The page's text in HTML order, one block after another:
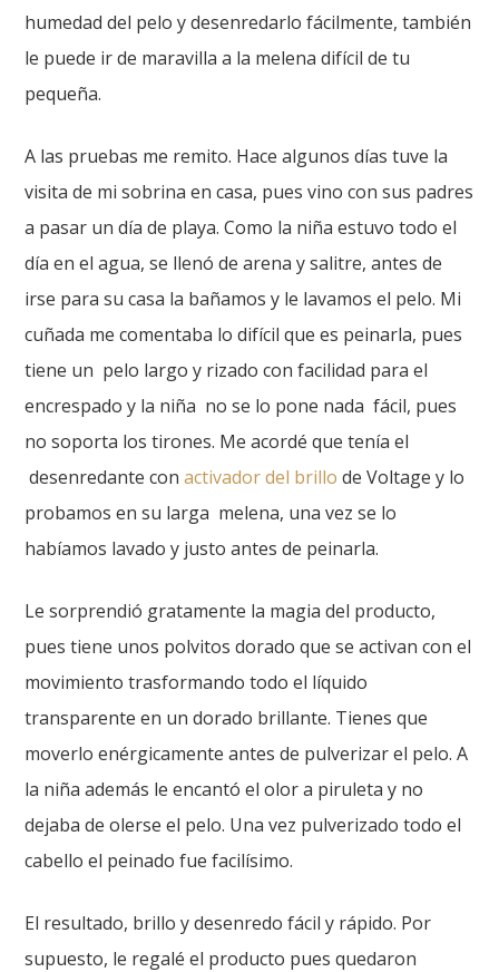
humedad del pelo y desenredarlo fácilmente, también
le puede ir de maravilla a la melena difícil de tu
pequeña.
A las pruebas me remito. Hace algunos días tuve la
visita de mi sobrina en casa, pues vino con sus padres
a pasar un día de playa. Como la niña estuvo todo el
día en el agua, se llenó de arena y salitre, antes de
irse para su casa la bañamos y le lavamos el pelo. Mi
cuñada me comentaba lo difícil que es peinarla, pues
tiene un pelo largo y rizado con facilidad para el
encrespado y la niña no se lo pone nada fácil, pues
no soporta los tirones. Me acordé que tenía el
desenredante conactivador del brillo de Voltage y lo
probamos en su larga melena, una vez se lo
habíamos lavado y justo antes de peinarla.
Le sorprendió gratamente la magia del producto,
pues tiene unos polvitos dorado que se activan con el
movimiento trasformando todo el líquido
transparente en un dorado brillante. Tienes que
moverlo enérgicamente antes de pulverizar el pelo. A
la niña además le encantó el olor a piruleta y no
dejaba de olerse el pelo. Una vez pulverizado todo el
cabello el peinado fue facilísimo.
El resultado, brillo y desenredo fácil y rápido. Por
supuesto, le regalé el producto pues quedaron